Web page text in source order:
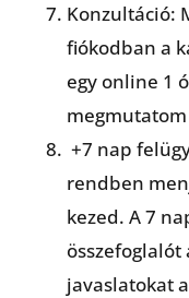
Konzultáció:
fiókodban a
egy online 1
+7 nap
rendben
kezed. A 7
javaslatokat